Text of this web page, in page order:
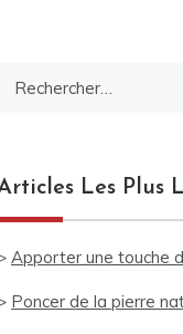
Les Plus
Apporter une touche
Poncer de la pierre